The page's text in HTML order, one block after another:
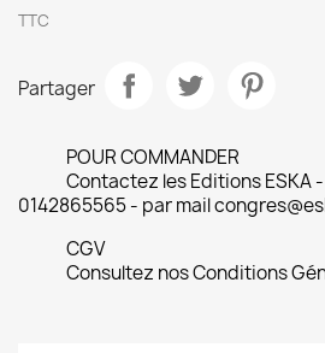
TTC
Partager
POUR COMMANDER
Contactez les Editions ESKA
0142865565 - par mail
CGV
Consultez nos Conditions